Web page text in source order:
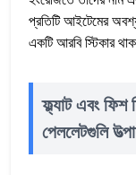
প্রতিটি আইটেমের
একটি আরবি স্টিকার
ফ্ল্যাট এবং ফিশ
পেললেটগুলি